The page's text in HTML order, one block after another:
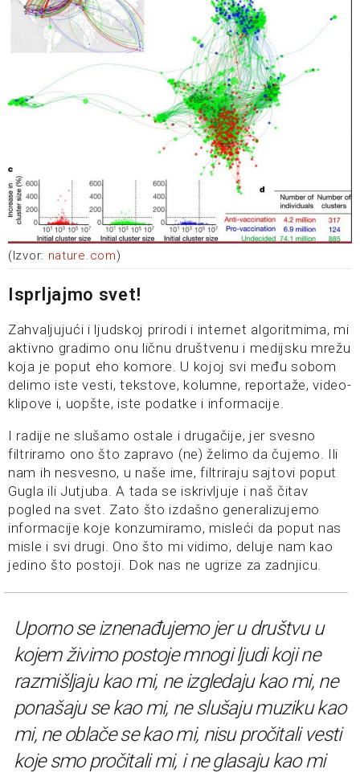
(Izvor: nature.com)
Isprljajmo svet!
Zahvaljujući i ljudskoj prirodi i internet algoritmima, mi
aktivno gradimo onu ličnu društvenu i medijsku mrežu
koja je poput eho komore. U kojoj svi među sobom
delimo iste vesti, tekstove, kolumne, reportaže, video-
klipove i, uopšte, iste podatke i informacije.
I radije ne slušamo ostale i drugačije, jer svesno
filtriramo ono što zapravo (ne) želimo da čujemo. Ili
nam ih nesvesno, u naše ime, filtriraju sajtovi poput
Gugla ili Jutjuba. A tada se iskrivljuje i naš čitav
pogled na svet. Zato što izdašno generalizujemo
informacije koje konzumiramo, misleći da poput nas
misle i svi drugi. Ono što mi vidimo, deluje nam kao
jedino što postoji. Dok nas ne ugrize za zadnjicu.
Uporno se iznenađujemo jer u društvu u
kojem živimo postoje mnogi ljudi koji ne
razmišljaju kao mi, ne izgledaju kao mi, ne
ponašaju se kao mi, ne slušaju muziku kao
mi, ne oblače se kao mi, nisu pročitali vesti
koje smo pročitali mi, i ne glasaju kao mi